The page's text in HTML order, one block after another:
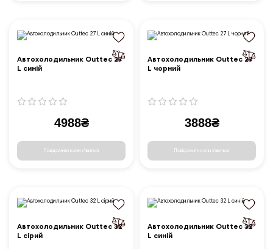
Автохолодильник Outtec 27
L синій
4988₴
Повідомити коли з'явиться
Автохолодильник Outtec 27
L чорний
3888₴
Повідомити коли з'явиться
Автохолодильник Outtec 32
L сірий
Автохолодильник Outtec 32
L синій